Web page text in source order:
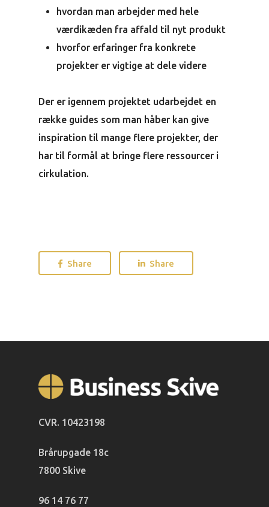
hvordan man arbejder med hele
værdikæden fra affald til nyt produkt
hvorfor erfaringer fra konkrete
projekter er vigtige at dele videre
Der er igennem projektet udarbejdet en
række guides som man håber kan give
inspiration til mange flere projekter, der
har til formål at bringe flere ressourcer i
cirkulation.
Share Share
CVR. 10423198
Brårupgade 18c
7800 Skive
96 14 76 77